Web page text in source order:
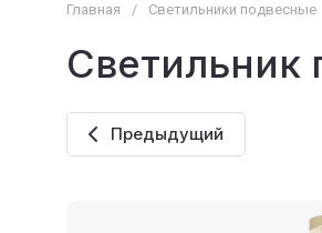
Главная / Светильники подвесные
Светильник
Предыдущий